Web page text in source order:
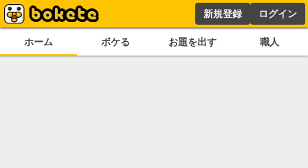
新規登録 ログイン
ホーム ボケる お題を出す 職人